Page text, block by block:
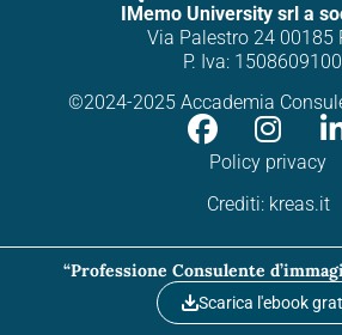
IMemo University srl a
Via Palestro 24 00185
P. Iva:
©2024-2025 Accademia
Policy privacy
Crediti: kreas.it
“Professione Consulente
Scarica l'ebook